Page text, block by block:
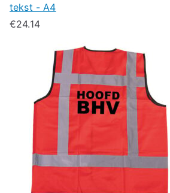
tekst - A4
€24.14